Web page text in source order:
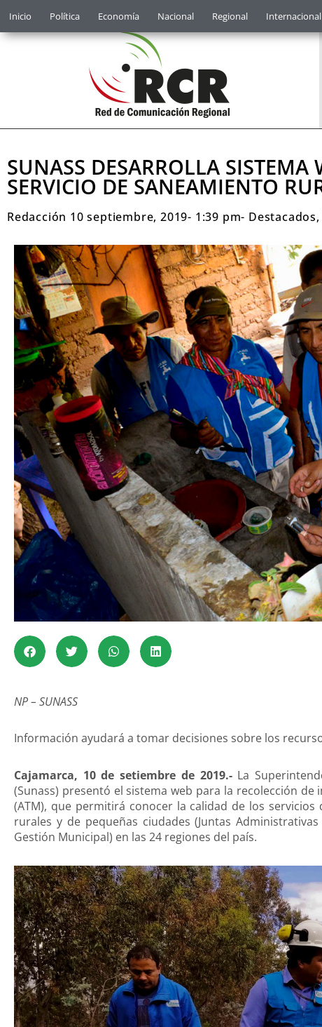
Inicio Política Economía Nacional Regional Internacional
SUNASS DESARROLLA
SERVICIO DE SANEAMIENTO
Redacción 10 septiembre, 2019- 1:39 pm- Destacados,
NP – SUNASS
Información ayudará a tomar decisiones sobre los
Cajamarca, 10 de setiembre de 2019.-La
(Sunass) presentó el sistema web para la recolección de
(ATM), que permitirá conocer la calidad de los
rurales y de pequeñas ciudades (Juntas
Gestión Municipal) en las 24 regiones del país.